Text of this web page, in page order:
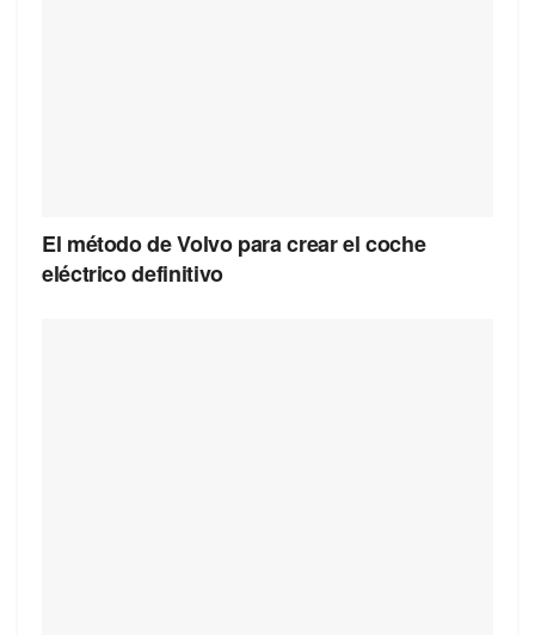
El método de Volvo para crear el coche
eléctrico definitivo